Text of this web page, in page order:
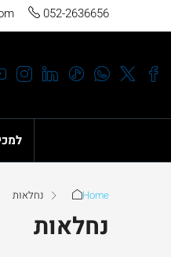
052-2636656
Home נחלאות
נחלאות